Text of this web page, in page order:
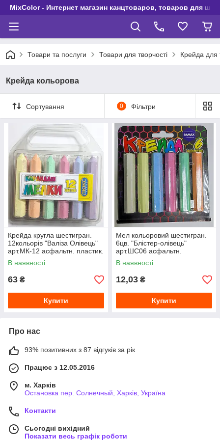
MixColor - Интернет магазин канцтоваров, товаров для
Товари та послуги Товари для творчості Крейда для
Крейда кольорова
Сортування 0 Фільтри
Крейда кругла шестигран.
12кольорів "Валіза Олівець"
арт.МК-12 асфальтн. пластик.
уп.(100*17*17мм)
В наявності
63 ₴
Купити
Мел кольоровий шестигран.
6цв. "Блістер-олівець"
арт.ШС06 асфальтн.
(100*17*17 мм)
В наявності
12,03 ₴
Купити
Про нас
93% позитивних з 87 відгуків за рік
Працює з 12.05.2016
м. Харків
Остановка пер. Солнечный, Харків, Україна
Контакти
Сьогодні вихідний
Показати весь графік роботи